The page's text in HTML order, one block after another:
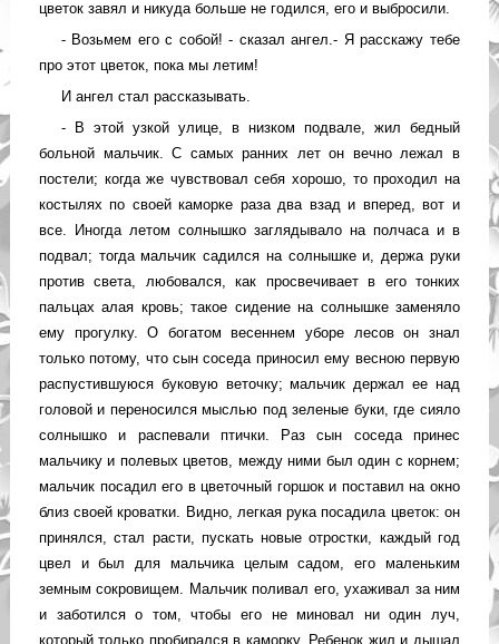
цветок завял и никуда больше не годился, его и выбросили.
- Возьмем его с собой! - сказал ангел.- Я расскажу тебе
про этот цветок, пока мы летим!
И ангел стал рассказывать.
- В этой узкой улице, в низком подвале, жил бедный
больной мальчик. С самых ранних лет он вечно лежал в
постели; когда же чувствовал себя хорошо, то проходил на
костылях по своей каморке раза два взад и вперед, вот и
все. Иногда летом солнышко заглядывало на полчаса и в
подвал; тогда мальчик садился на солнышке и, держа руки
против света, любовался, как просвечивает в его тонких
пальцах алая кровь; такое сидение на солнышке заменяло
ему прогулку. О богатом весеннем уборе лесов он знал
только потому, что сын соседа приносил ему весною первую
распустившуюся буковую веточку; мальчик держал ее над
головой и переносился мыслью под зеленые буки, где сияло
солнышко и распевали птички. Раз сын соседа принес
мальчику и полевых цветов, между ними был один с корнем;
мальчик посадил его в цветочный горшок и поставил на окно
близ своей кроватки. Видно, легкая рука посадила цветок: он
принялся, стал расти, пускать новые отростки, каждый год
цвел и был для мальчика целым садом, его маленьким
земным сокровищем. Мальчик поливал его, ухаживал за ним
и заботился о том, чтобы его не миновал ни один луч,
который только пробирался в каморку. Ребенок жил и дышал